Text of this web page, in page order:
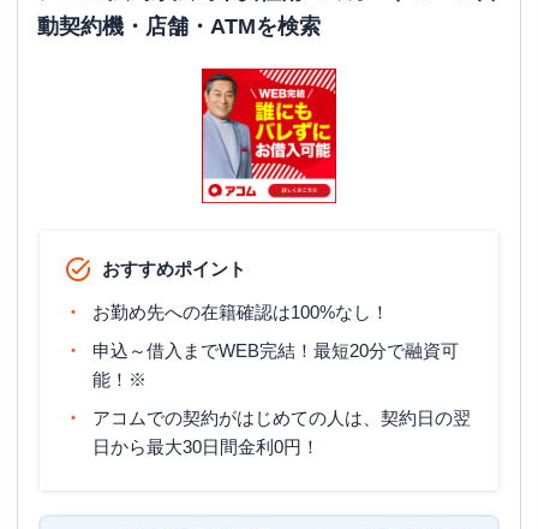
動契約機・店舗・ATMを検索
おすすめポイント
お勤め先への在籍確認は100%なし！
申込～借入までWEB完結！最短20分で融資可
能！※
アコムでの契約がはじめての人は、契約日の翌
日から最大30日間金利0円！